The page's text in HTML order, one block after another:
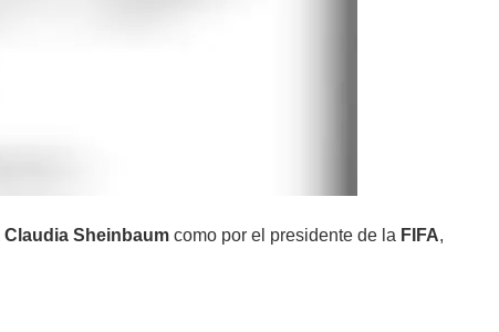
Claudia Sheinbaum como por el presidente de la FIFA,